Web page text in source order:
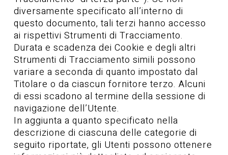
diversamente specificato all’interno di
questo documento, tali terzi hanno accesso
ai rispettivi Strumenti di Tracciamento.
Durata e scadenza dei Cookie e degli altri
Strumenti di Tracciamento simili possono
variare a seconda di quanto impostato dal
Titolare o da ciascun fornitore terzo. Alcuni
di essi scadono al termine della sessione di
navigazione dell’Utente.
In aggiunta a quanto specificato nella
descrizione di ciascuna delle categorie di
seguito riportate, gli Utenti possono ottenere